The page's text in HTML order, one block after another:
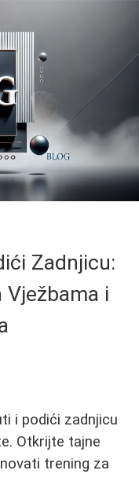
Zadnjicu:
Vježbama i
i podići zadnjicu
Otkrijte tajne
trening za